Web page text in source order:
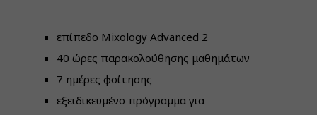
επίπεδο Mixology Advanced 2
40 ώρες παρακολούθησης μαθημάτων
7 ημέρες φοίτησης
εξειδικευμένο πρόγραμμα για